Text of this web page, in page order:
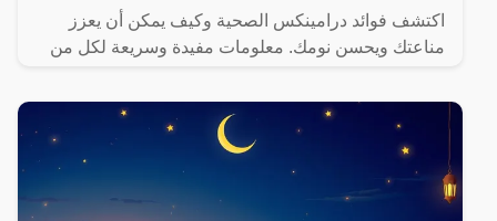
اكتشف فوائد درامينكس الصحية وكيف يمكن أن يعزز
مناعتك ويحسن نومك. معلومات مفيدة وسريعة لكل من